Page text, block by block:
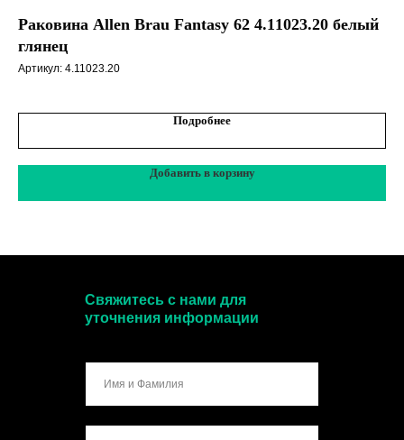
Раковина Allen Brau Fantasy 62 4.11023.20 белый
глянец
Артикул: 4.11023.20
Подробнее
Добавить в корзину
Свяжитесь с нами для
уточнения информации